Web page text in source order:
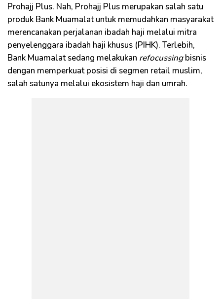
Prohajj Plus. Nah, Prohajj Plus merupakan salah satu
produk Bank Muamalat untuk memudahkan masyarakat
merencanakan perjalanan ibadah haji melalui mitra
penyelenggara ibadah haji khusus (PIHK). Terlebih,
Bank Muamalat sedang melakukan refocussingbisnis
dengan memperkuat posisi di segmen retail muslim,
salah satunya melalui ekosistem haji dan umrah.